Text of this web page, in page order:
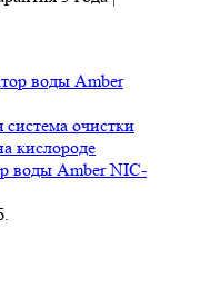
воды Amber NIC-